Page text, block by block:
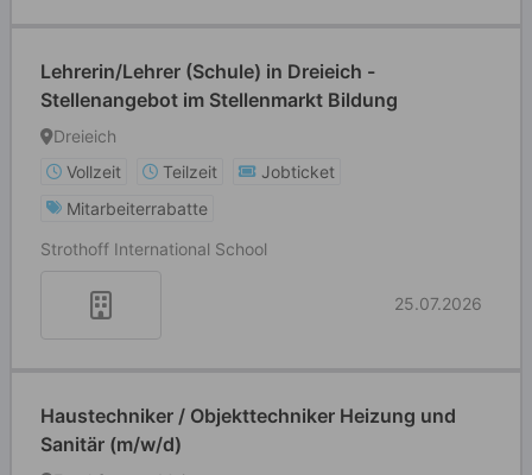
Lehrerin/Lehrer (Schule) in Dreieich -
Stellenangebot im Stellenmarkt Bildung
Dreieich
Vollzeit
Teilzeit
Jobticket
Mitarbeiterrabatte
Strothoff International School
25.07.2026
Haustechniker / Objekttechniker Heizung und
Sanitär (m/w/d)